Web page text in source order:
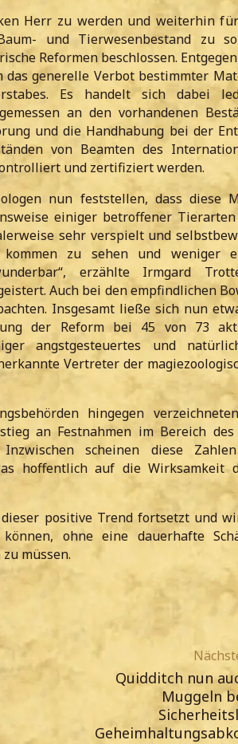
Herr zu werden und weiterhin
und Tierwesenbestand zu
Reformen beschlossen.
generelle Verbot bestimmter
Es handelt sich dabei
an den vorhandenen
und die Handhabung bei der
von Beamten des
und zertifiziert werden.
nun feststellen, dass diese
einiger betroffener Tierarten
sehr verspielt und
zu sehen und weniger
erzählte Irmgard
Auch bei den empfindlichen
Insgesamt ließe sich nun
der Reform bei 45 von 73
angstgesteuertes und
Vertreter der
hingegen
an Festnahmen im Bereich
Inzwischen scheinen diese
hoffentlich auf die Wirksamkeit
positive Trend fortsetzt und
ohne eine dauerhafte
müssen.
Quidditch nun
Muggeln